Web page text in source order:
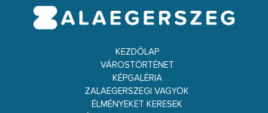
KEZDŐLAP
VÁROSTÖRTÉNET
KÉPGALÉRIA
ZALAEGERSZEGI VAGYOK
ÉLMÉNYEKET KERESEK